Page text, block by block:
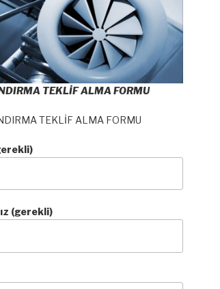
TEKLİF ALMA FORMU
TEKLİF ALMA FORMU
(gerekli)